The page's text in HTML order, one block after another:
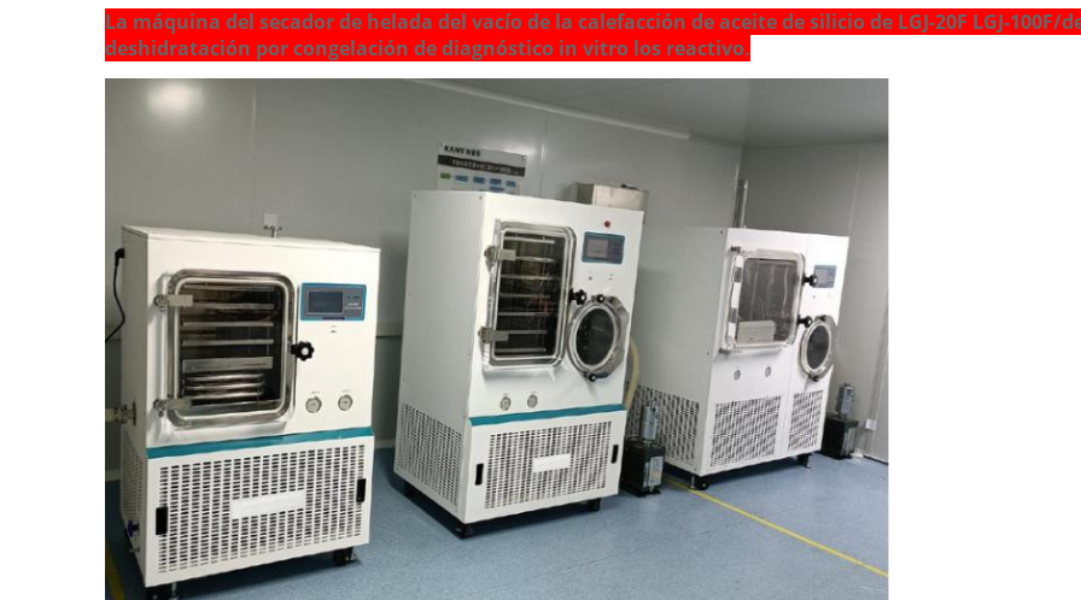
La máquina del secador de helada del vacío de la calefacción de aceite de silicio de LGJ-20F LGJ-
deshidratación por congelación de diagnóstico in vitro los reactivo.